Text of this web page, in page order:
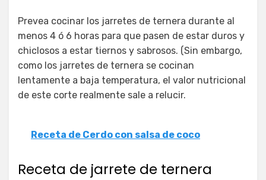
Prevea cocinar los jarretes de ternera durante al
menos 4 ó 6 horas para que pasen de estar duros y
chiclosos a estar tiernos y sabrosos. (Sin embargo,
como los jarretes de ternera se cocinan
lentamente a baja temperatura, el valor nutricional
de este corte realmente sale a relucir.
Receta de Cerdo con salsa de coco
Receta de jarrete de ternera